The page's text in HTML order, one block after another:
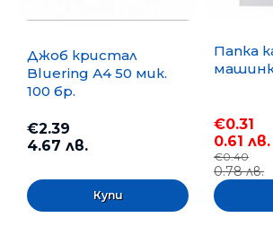
Джоб кристал
Bluering А4 50 мик.
100 бр.
€2.39
4.67 лв.
Папка
€0.31
0.61 лв.
€0.40
0.78 лв.